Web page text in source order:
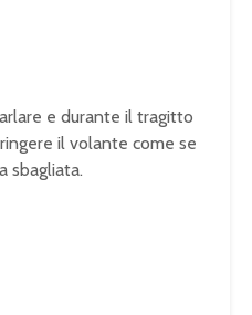
e durante il tragitto
il volante come se
sbagliata.